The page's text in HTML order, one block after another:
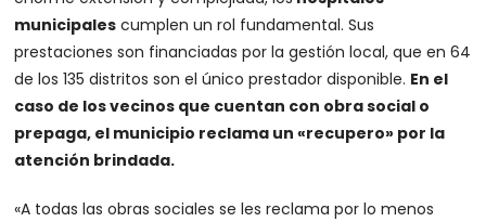
municipales cumplen un rol fundamental. Sus
prestaciones son financiadas por la gestión local, que en 64
de los 135 distritos son el único prestador disponible. En el
caso de los vecinos que cuentan con obra social o
prepaga, el municipio reclama un «recupero» por la
atención brindada.
«A todas las obras sociales se les reclama por lo menos